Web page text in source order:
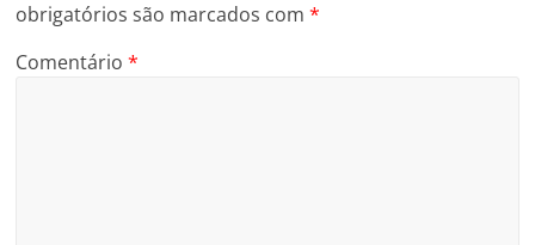
obrigatórios são marcados com*
Comentário*